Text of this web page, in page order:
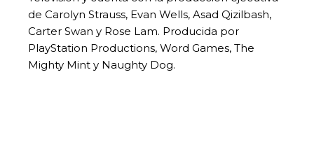
de Carolyn Strauss, Evan Wells, Asad Qizilbash,
Carter Swan y Rose Lam. Producida por
PlayStation Productions, Word Games, The
Mighty Mint y Naughty Dog.